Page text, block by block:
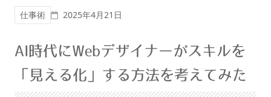
仕事術 投稿日
2025年4月21日
AI時代にWebデザイナーがスキルを
「見える化」する方法を考えてみた